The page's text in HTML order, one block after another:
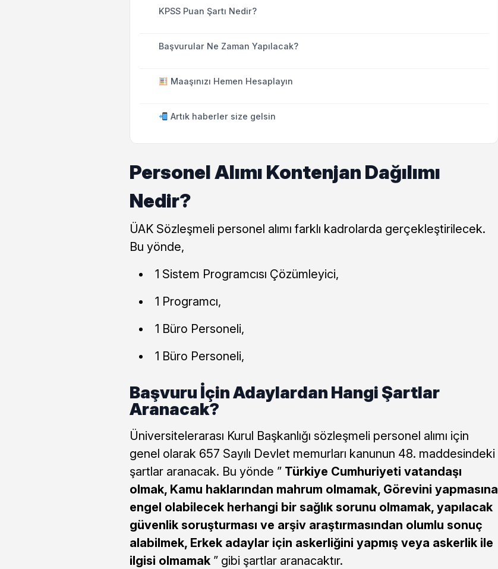
KPSS Puan Şartı Nedir?
Başvurular Ne Zaman Yapılacak?
Maaşınızı Hemen Hesaplayın
Artık haberler size gelsin
Personel Alımı Kontenjan Dağılımı
Nedir?
ÜAK Sözleşmeli personel alımı farklı kadrolarda gerçekleştirilecek.
Bu yönde,
1 Sistem Programcısı Çözümleyici,
1 Programcı,
1 Büro Personeli,
1 Büro Personeli,
Başvuru İçin Adaylardan Hangi Şartlar
Aranacak?
Üniversitelerarası Kurul Başkanlığı sözleşmeli personel alımı için
genel olarak 657 Sayılı Devlet memurları kanunun 48. maddesindeki
şartlar aranacak. Bu yönde ” Türkiye Cumhuriyeti vatandaşı
olmak, Kamu haklarından mahrum olmamak, Görevini yapmasına
engel olabilecek herhangi bir sağlık sorunu olmamak, yapılacak
güvenlik soruşturması ve arşiv araştırmasından olumlu sonuç
alabilmek, Erkek adaylar için askerliğini yapmış veya askerlik ile
ilgisi olmamak ” gibi şartlar aranacaktır.